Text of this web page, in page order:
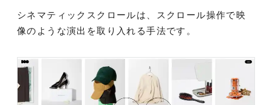
シネマティックスクロールは、スクロール操作で映
像のような演出を取り入れる手法です。